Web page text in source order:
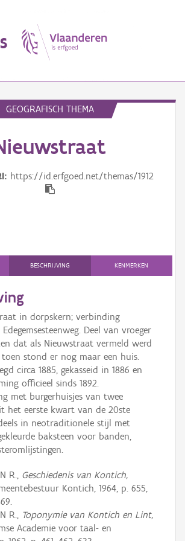
GEOGRAFISCH THEMA
https://id.erfgoed.net/themas/1912
BESCHRIJVING KENMERKEN
in dorpskern; verbinding
Deel van vroeger
dat als Nieuwstraat vermeld werd
toen stond er nog maar een huis.
circa 1885, gekasseid in 1886 en
officieel sinds 1892.
met burgerhuisjes van twee
het eerste kwart van de 20ste
in neotraditionele stijl met
baksteen voor banden,
R.,Geschiedenis van Kontich,
Kontich, 1964, p. 655,
R., Toponymie van Kontich en Lint,
Academie voor taal- en